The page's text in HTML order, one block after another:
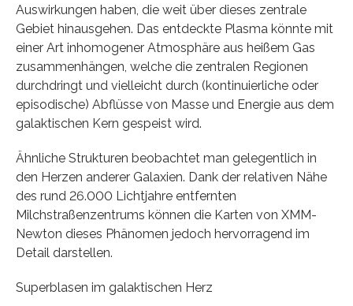
Auswirkungen haben, die weit über dieses zentrale
Gebiet hinausgehen. Das entdeckte Plasma könnte mit
einer Art inhomogener Atmosphäre aus heißem Gas
zusammenhängen, welche die zentralen Regionen
durchdringt und vielleicht durch (kontinuierliche oder
episodische) Abflüsse von Masse und Energie aus dem
galaktischen Kern gespeist wird.
Ähnliche Strukturen beobachtet man gelegentlich in
den Herzen anderer Galaxien. Dank der relativen Nähe
des rund 26.000 Lichtjahre entfernten
Milchstraßenzentrums können die Karten von XMM-
Newton dieses Phänomen jedoch hervorragend im
Detail darstellen.
Superblasen im galaktischen Herz